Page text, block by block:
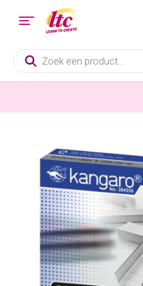
Producten
zoeken